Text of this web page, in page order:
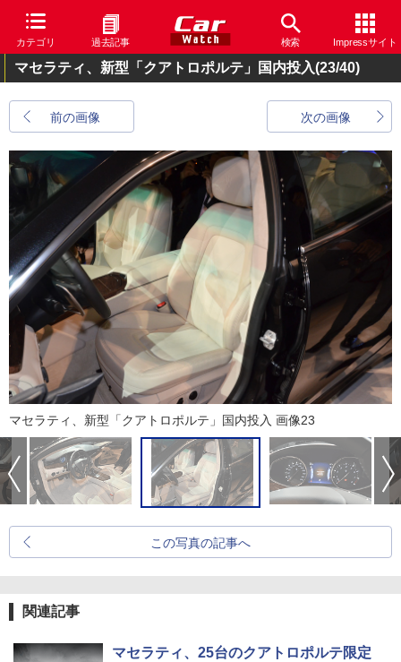
カテゴリ 過去記事 検索 Impressサイト
マセラティ、新型「クアトロポルテ」国内投入(23/40)
前の画像 次の画像
マセラティ、新型「クアトロポルテ」国内投入 画像23
この写真の記事へ
関連記事
マセラティ、25台のクアトロポルテ限定